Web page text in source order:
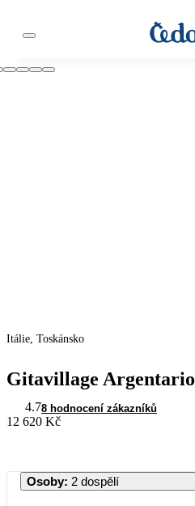
Itálie, Toskánsko
Gitavillage Argentario
4.78 hodnocení zákazníků
12 620 Kč
Osoby: 2 dospělí